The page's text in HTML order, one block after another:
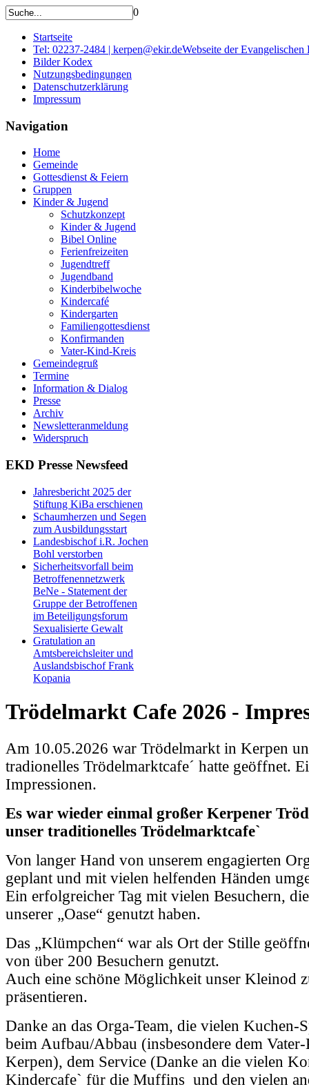
0
Startseite
Tel: 02237-2484 | kerpen@ekir.deWebseite der
Bilder Kodex
Nutzungsbedingungen
Datenschutzerklärung
Impressum
Navigation
Home
Gemeinde
Gottesdienst & Feiern
Gruppen
Kinder & Jugend
Schutzkonzept
Kinder & Jugend
Bibel Online
Ferienfreizeiten
Jugendtreff
Jugendband
Kinderbibelwoche
Kindercafé
Kindergarten
Familiengottesdienst
Konfirmanden
Vater-Kind-Kreis
Gemeindegruß
Termine
Information & Dialog
Presse
Archiv
Newsletteranmeldung
Widerspruch
EKD Presse Newsfeed
Jahresbericht 2025 der
Stiftung KiBa erschienen
Schaumherzen und Segen
zum Ausbildungsstart
Landesbischof i.R. Jochen
Bohl verstorben
Sicherheitsvorfall beim
Betroffenennetzwerk
BeNe - Statement der
Gruppe der Betroffenen
im Beteiligungsforum
Sexualisierte Gewalt
Gratulation an
Amtsbereichsleiter und
Auslandsbischof Frank
Kopania
Trödelmarkt Cafe 2026 -
Am 10.05.2026 war Trödelmarkt in Kerpen
tradionelles Trödelmarktcafe´ hatte geöffnet.
Impressionen.
Es war wieder einmal großer Kerpener
unser traditionelles Trödelmarktcafe`
Von langer Hand von unserem engagierten
geplant und mit vielen helfenden Händen
Ein erfolgreicher Tag mit vielen Besuchern,
unserer „Oase“ genutzt haben.
Das „Klümpchen“ war als Ort der Stille
von über 200 Besuchern genutzt.
Auch eine schöne Möglichkeit unser Kleinod
präsentieren.
Danke an das Orga-Team, die vielen Kuchen-
beim Aufbau/Abbau (insbesondere dem
Kerpen), dem Service (Danke an die vielen
Kindercafe` für die Muffins und den vielen